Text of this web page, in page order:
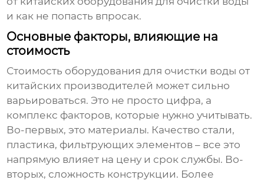
и как не попасть впросак.
Основные факторы, влияющие на
стоимость
Стоимость оборудования для очистки воды от
китайских производителей может сильно
варьироваться. Это не просто цифра, а
комплекс факторов, которые нужно учитывать.
Во-первых, это материалы. Качество стали,
пластика, фильтрующих элементов – все это
напрямую влияет на цену и срок службы. Во-
вторых, сложность конструкции. Более